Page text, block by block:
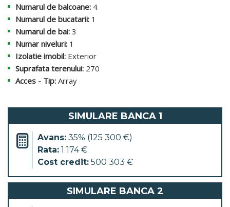
Numarul de balcoane: 4
Numarul de bucatarii: 1
Numarul de bai: 3
Numar niveluri: 1
Izolatie imobil: Exterior
Suprafata terenului: 270
Acces - Tip: Array
SIMULARE BANCA 1
Avans: 35% (125 300 €)
Rata: 1 174 €
Cost credit: 500 303 €
SIMULARE BANCA 2